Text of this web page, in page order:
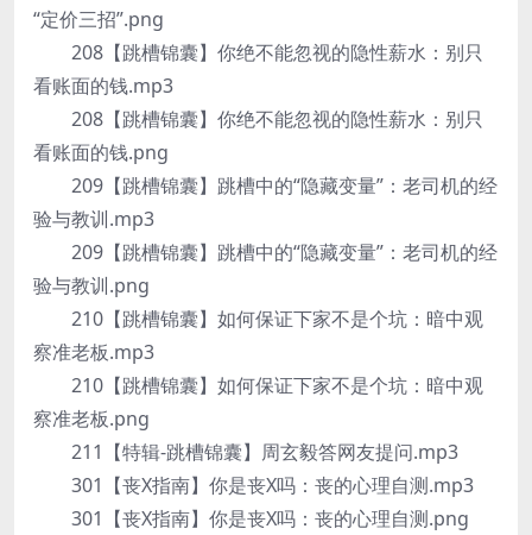
“定价三招”.png
208【跳槽锦囊】你绝不能忽视的隐性薪水：别只
看账面的钱.mp3
208【跳槽锦囊】你绝不能忽视的隐性薪水：别只
看账面的钱.png
209【跳槽锦囊】跳槽中的“隐藏变量”：老司机的经
验与教训.mp3
209【跳槽锦囊】跳槽中的“隐藏变量”：老司机的经
验与教训.png
210【跳槽锦囊】如何保证下家不是个坑：暗中观
察准老板.mp3
210【跳槽锦囊】如何保证下家不是个坑：暗中观
察准老板.png
211【特辑-跳槽锦囊】周玄毅答网友提问.mp3
301【丧X指南】你是丧X吗：丧的心理自测.mp3
301【丧X指南】你是丧X吗：丧的心理自测.png